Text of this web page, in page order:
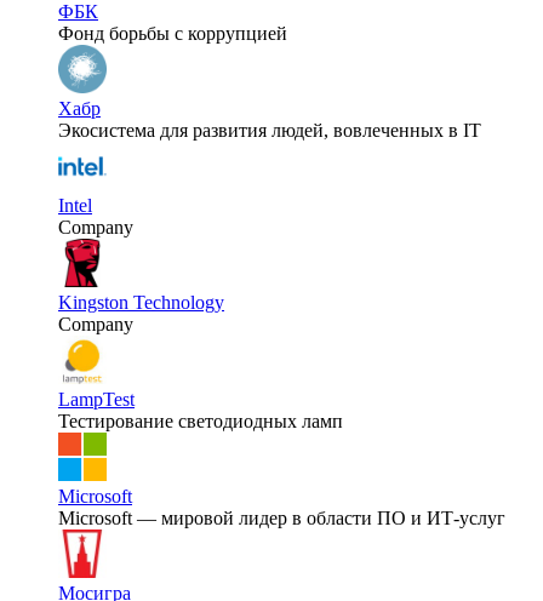
ФБК
Фонд борьбы с коррупцией
Хабр
Экосистема для развития людей, вовлеченных в IT
Intel
Company
Kingston Technology
Company
LampTest
Тестирование светодиодных ламп
Microsoft
Microsoft — мировой лидер в области ПО и ИТ-услуг
Мосигра